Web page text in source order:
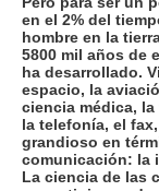
en el 2% del
hombre en la
5800 mil años de
ha desarrollado.
espacio, la
ciencia médica,
la telefonía, el
grandioso en
comunicación: la
La ciencia de las